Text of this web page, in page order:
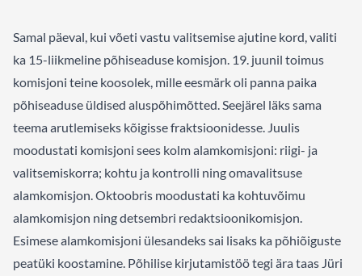
Samal päeval, kui võeti vastu valitsemise ajutine kord, valiti
ka 15-liikmeline põhiseaduse komisjon. 19. juunil toimus
komisjoni teine koosolek, mille eesmärk oli panna paika
põhiseaduse üldised aluspõhimõtted. Seejärel läks sama
teema arutlemiseks kõigisse fraktsioonidesse. Juulis
moodustati komisjoni sees kolm alamkomisjoni: riigi- ja
valitsemiskorra; kohtu ja kontrolli ning omavalitsuse
alamkomisjon. Oktoobris moodustati ka kohtuvõimu
alamkomisjon ning detsembri redaktsioonikomisjon.
Esimese alamkomisjoni ülesandeks sai lisaks ka põhiõiguste
peatüki koostamine. Põhilise kirjutamistöö tegi ära taas Jüri